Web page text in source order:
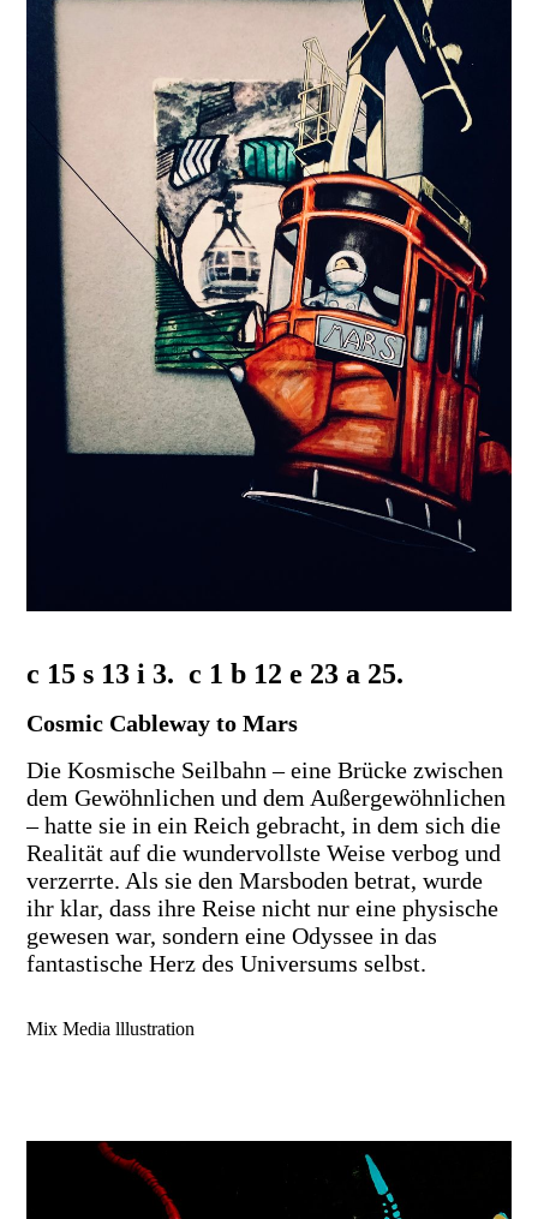
c 15 s 13 i 3. c 1 b 12 e 23 a 25.
Cosmic Cableway to Mars
Die Kosmische Seilbahn – eine Brücke zwischen
dem Gewöhnlichen und dem Außergewöhnlichen
– hatte sie in ein Reich gebracht, in dem sich die
Realität auf die wundervollste Weise verbog und
verzerrte. Als sie den Marsboden betrat, wurde
ihr klar, dass ihre Reise nicht nur eine physische
gewesen war, sondern eine Odyssee in das
fantastische Herz des Universums selbst.
Mix Media lllustration